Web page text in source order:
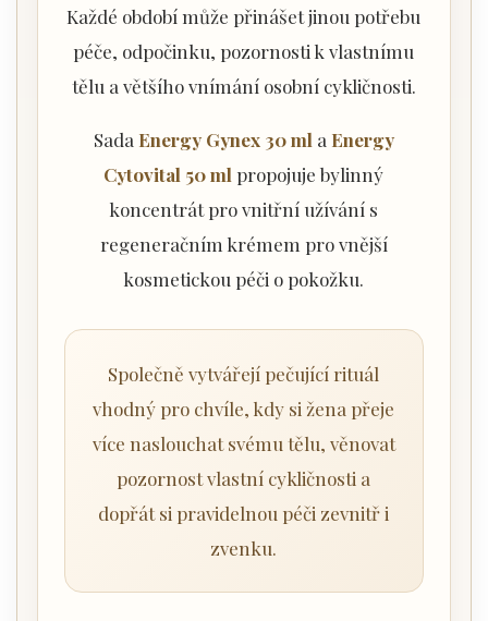
Každé období může přinášet jinou potřebu
péče, odpočinku, pozornosti k vlastnímu
tělu a většího vnímání osobní cykličnosti.
Sada Energy Gynex 30 ml a Energy
Cytovital 50 ml propojuje bylinný
koncentrát pro vnitřní užívání s
regeneračním krémem pro vnější
kosmetickou péči o pokožku.
Společně vytvářejí pečující rituál
vhodný pro chvíle, kdy si žena přeje
více naslouchat svému tělu, věnovat
pozornost vlastní cykličnosti a
dopřát si pravidelnou péči zevnitř i
zvenku.